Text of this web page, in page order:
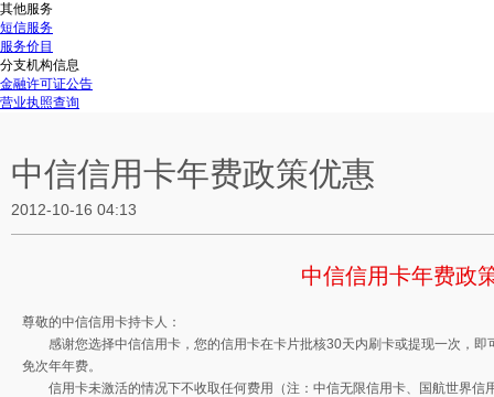
其他服务
短信服务
服务价目
分支机构信息
金融许可证公告
营业执照查询
中信信用卡年费政策优惠
2012-10-16 04:13
中信信用卡年费政
尊敬的中信信用卡持卡人：
感谢您选择中信信用卡，您的信用卡在卡片批核30天内刷卡或提现一次，
免次年年费。
信用卡未激活的情况下不收取任何费用（注：中信无限信用卡、国航世界